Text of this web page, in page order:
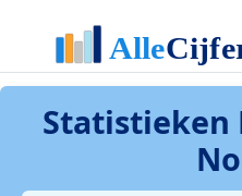
Statistieken